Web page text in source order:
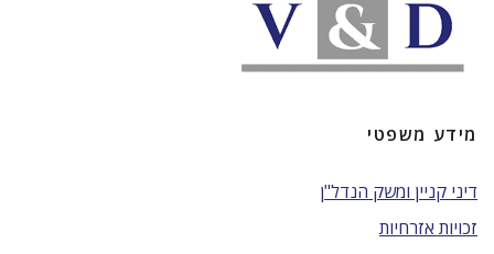
מידע משפטי
דיני קניין ומשק הנדל"ן
זכויות אזרחיות